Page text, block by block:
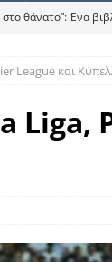
θάνατο”: Ένα
κοροϊδεύει ποιον
ότι δεν
όσους σπεύδουν
League και
Liga,